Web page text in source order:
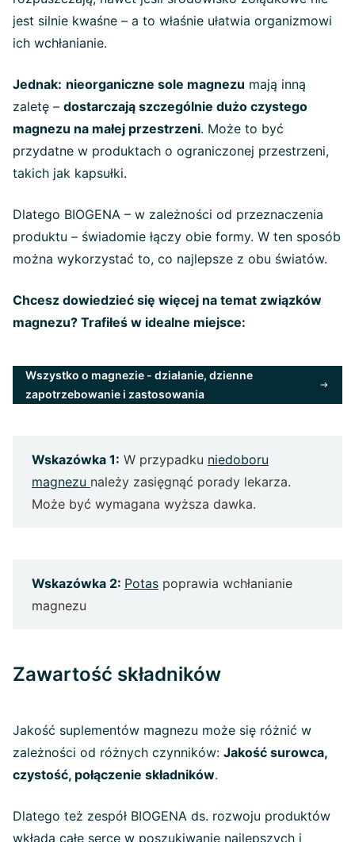
jest silnie kwaśne – a to właśnie ułatwia organizmowi
ich wchłanianie.
Jednak: nieorganiczne sole magnezu mają inną
zaletę – dostarczają szczególnie dużo czystego
magnezu na małej przestrzeni. Może to być
przydatne w produktach o ograniczonej przestrzeni,
takich jak kapsułki.
Dlatego BIOGENA – w zależności od przeznaczenia
produktu – świadomie łączy obie formy. W ten sposób
można wykorzystać to, co najlepsze z obu światów.
Chcesz dowiedzieć się więcej na temat związków
magnezu? Trafiłeś w idealne miejsce:
Wszystko o magnezie - działanie, dzienne
zapotrzebowanie i zastosowania
Wskazówka 1: W przypadku niedoboru
magnezu należy zasięgnąć porady lekarza.
Może być wymagana wyższa dawka.
Wskazówka 2: Potas poprawia wchłanianie
magnezu
Zawartość składników
Jakość suplementów magnezu może się różnić w
zależności od różnych czynników: Jakość surowca,
czystość, połączenie składników.
Dlatego też zespół BIOGENA ds. rozwoju produktów
wkłada całe serce w poszukiwanie najlepszych i